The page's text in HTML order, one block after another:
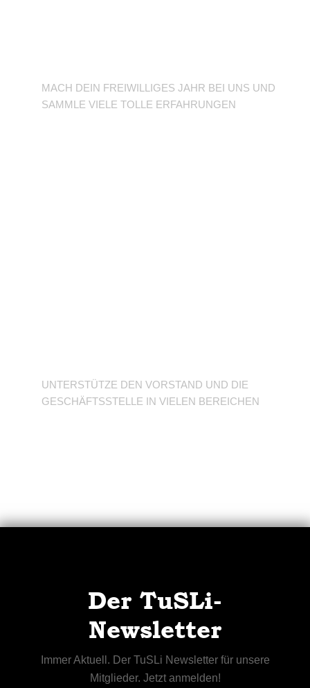
MACH DEIN FREIWILLIGES JAHR BEI UNS UND
SAMMLE VIELE TOLLE ERFAHRUNGEN
UNTERSTÜTZE DEN VORSTAND UND DIE
GESCHÄFTSSTELLE IN VIELEN BEREICHEN
Der TuSLi-
Newsletter
Immer Aktuell. Der TuSLi Newsletter für unsere
Mitglieder. Jetzt anmelden!